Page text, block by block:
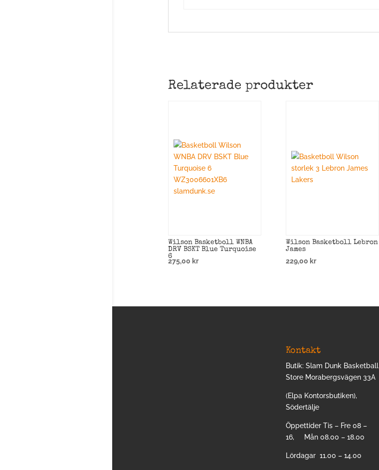
Relaterade produkter
Wilson Basketboll WNBA
DRV BSKT Blue Turquoise
6
275,00 kr
Wilson Basketboll Lebron
James
229,00 kr
Kontakt
Butik: Slam Dunk Basketball
Store Morabergsvägen 33A
(Elpa Kontorsbutiken),
Södertälje
Öppettider Tis – Fre 08 –
16, Mån 08.00 – 18.00
Lördagar 11.00 – 14.00